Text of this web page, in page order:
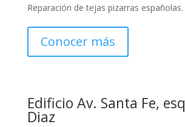
Reparación de tejas pizarras españolas.
Conocer más
Edificio Av. Santa Fe,
Diaz